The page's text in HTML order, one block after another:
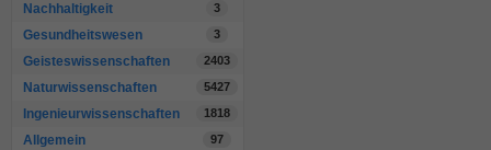
Nachhaltigkeit 3
Gesundheitswesen 3
Geisteswissenschaften 2403
Naturwissenschaften 5427
Ingenieurwissenschaften 1818
Allgemein 97